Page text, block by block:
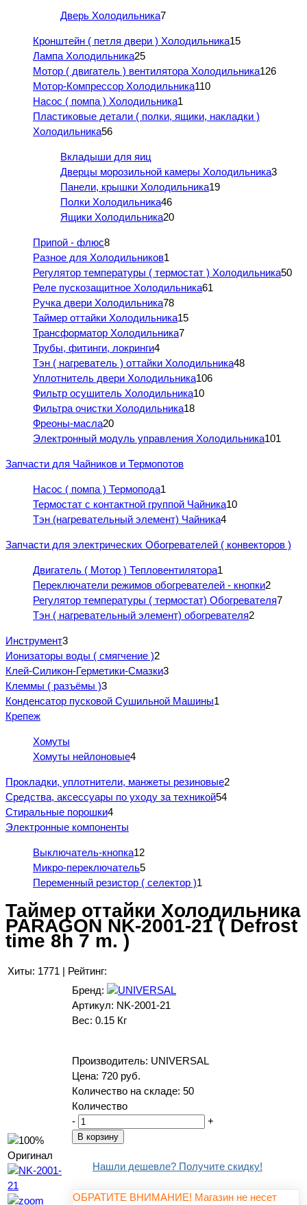
Дверь Холодильника7
Кронштейн ( петля двери ) Холодильника15
Лампа Холодильника25
Мотор ( двигатель ) вентилятора Холодильника126
Мотор-Компрессор Холодильника110
Насос ( помпа ) Холодильника1
Пластиковые детали ( полки, ящики, накладки )
Холодильника56
Вкладыши для яиц
Дверцы морозильной камеры Холодильника3
Панели, крышки Холодильника19
Полки Холодильника46
Ящики Холодильника20
Припой - флюс8
Разное для Холодильников1
Регулятор температуры ( термостат ) Холодильника50
Реле пускозащитное Холодильника61
Ручка двери Холодильника78
Таймер оттайки Холодильника15
Трансформатор Холодильника7
Трубы, фитинги, локринги4
Тэн ( нагреватель ) оттайки Холодильника48
Уплотнитель двери Холодильника106
Фильтр осушитель Холодильника10
Фильтра очистки Холодильника18
Фреоны-масла20
Электронный модуль управления Холодильника101
Запчасти для Чайников и Термопотов
Насос ( помпа ) Термопода1
Термостат с контактной группой Чайника10
Тэн (нагревательный элемент) Чайника4
Запчасти для электрических Обогревателей ( конвекторов )
Двигатель ( Мотор ) Тепловентилятора1
Переключатели режимов обогревателей - кнопки2
Регулятор температуры ( термостат) Обогревателя7
Тэн ( нагревательный элемент) обогревателя2
Инструмент3
Ионизаторы воды ( смягчение )2
Клей-Силикон-Герметики-Смазки3
Клеммы ( разъёмы )3
Конденсатор пусковой Сушильной Машины1
Крепеж
Хомуты
Хомуты нейлоновые4
Прокладки, уплотнители, манжеты резиновые2
Средства, аксессуары по уходу за техникой54
Стиральные порошки4
Электронные компоненты
Выключатель-кнопка12
Микро-переключатель5
Переменный резистор ( селектор )1
Таймер оттайки Холодильника
PARAGON NK-2001-21 ( Defrost
time 8h 7 m. )
Хиты: 1771 | Рейтинг:
Бренд:
Артикул: NK-2001-21
Вес: 0.15 Кг
Производитель: UNIVERSAL
Цена: 720 руб.
Количество на складе: 50
Количество
-
+
Нашли дешевле? Получите скидку!
ОБРАТИТЕ ВНИМАНИЕ! Магазин не несет